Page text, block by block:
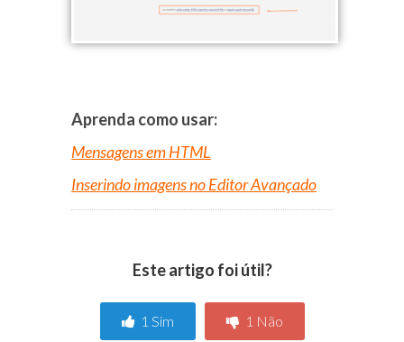
Aprenda como usar:
Mensagens em HTML
Inserindo imagens no Editor Avançado
Este artigo foi útil?
1 Sim 1 Não